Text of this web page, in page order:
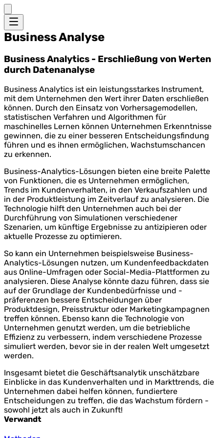
Business Analyse
Business Analytics - Erschließung von Werten
durch Datenanalyse
Business Analytics ist ein leistungsstarkes Instrument,
mit dem Unternehmen den Wert ihrer Daten erschließen
können. Durch den Einsatz von Vorhersagemodellen,
statistischen Verfahren und Algorithmen für
maschinelles Lernen können Unternehmen Erkenntnisse
gewinnen, die zu einer besseren Entscheidungsfindung
führen und es ihnen ermöglichen, Wachstumschancen
zu erkennen.
Business-Analytics-Lösungen bieten eine breite Palette
von Funktionen, die es Unternehmen ermöglichen,
Trends im Kundenverhalten, in den Verkaufszahlen und
in der Produktleistung im Zeitverlauf zu analysieren. Die
Technologie hilft den Unternehmen auch bei der
Durchführung von Simulationen verschiedener
Szenarien, um künftige Ergebnisse zu antizipieren oder
aktuelle Prozesse zu optimieren.
So kann ein Unternehmen beispielsweise Business-
Analytics-Lösungen nutzen, um Kundenfeedbackdaten
aus Online-Umfragen oder Social-Media-Plattformen zu
analysieren. Diese Analyse könnte dazu führen, dass sie
auf der Grundlage der Kundenbedürfnisse und -
präferenzen bessere Entscheidungen über
Produktdesign, Preisstruktur oder Marketingkampagnen
treffen können. Ebenso kann die Technologie von
Unternehmen genutzt werden, um die betriebliche
Effizienz zu verbessern, indem verschiedene Prozesse
simuliert werden, bevor sie in der realen Welt umgesetzt
werden.
Insgesamt bietet die Geschäftsanalytik unschätzbare
Einblicke in das Kundenverhalten und in Markttrends, die
Unternehmen dabei helfen können, fundiertere
Entscheidungen zu treffen, die das Wachstum fördern -
sowohl jetzt als auch in Zukunft!
Verwandt